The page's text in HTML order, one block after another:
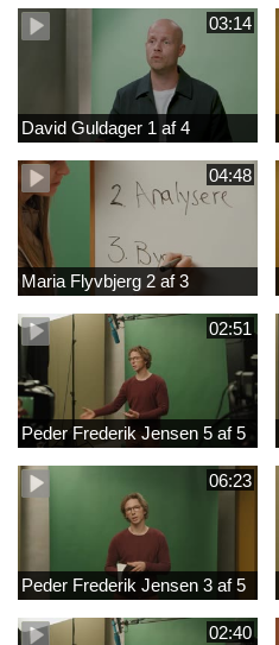
03:14
David Guldager 1 af 4
04:48
Maria Flyvbjerg 2 af 3
02:51
Peder Frederik Jensen 5 af 5
06:23
Peder Frederik Jensen 3 af 5
02:40